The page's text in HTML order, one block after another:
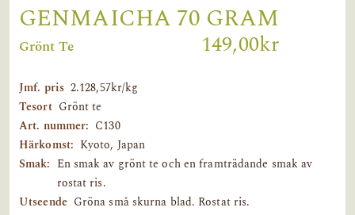
GENMAICHA 70 GRAM
Grönt Te 149,00kr
Jmf. pris 2.128,57kr/kg
Tesort Grönt te
Art. nummer: C130
Härkomst: Kyoto, Japan
Smak: En smak av grönt te och en framträdande smak av
rostat ris.
Utseende Gröna små skurna blad. Rostat ris.